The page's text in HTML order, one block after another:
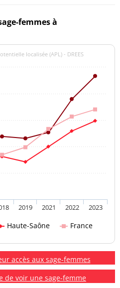
femmes à
localisée (APL) - DREES
Haute-Saône France
2019 2021 2022 2023
accès aux sage-femmes
de voir une sage-femme